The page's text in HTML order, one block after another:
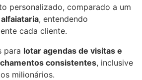
personalizado, comparado a um
alfaiataria, entendendo
cada cliente.
para lotar agendas de visitas e
consistentes, inclusive
milionários.